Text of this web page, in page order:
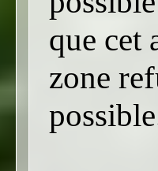
que cet
zone